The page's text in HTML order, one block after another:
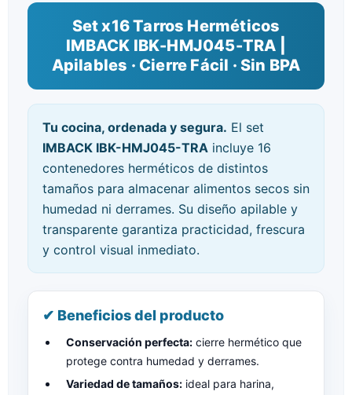
Set x16 Tarros Herméticos
IMBACK IBK-HMJ045-TRA |
Apilables · Cierre Fácil · Sin BPA
Tu cocina, ordenada y segura. El set
IMBACK IBK-HMJ045-TRA incluye 16
contenedores herméticos de distintos
tamaños para almacenar alimentos secos sin
humedad ni derrames. Su diseño apilable y
transparente garantiza practicidad, frescura
y control visual inmediato.
✔ Beneficios del producto
Conservación perfecta: cierre hermético que
protege contra humedad y derrames.
Variedad de tamaños: ideal para harina,